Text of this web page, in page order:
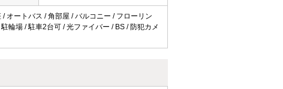
オートバス / 角部屋 / バルコニー / フローリン
輪場 / 駐車2台可 / 光ファイバー / BS / 防犯カメ